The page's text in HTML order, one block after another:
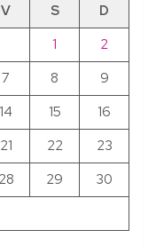
V S
D
1
2
7 8
9
14 15
16
21 22
23
28 29
30